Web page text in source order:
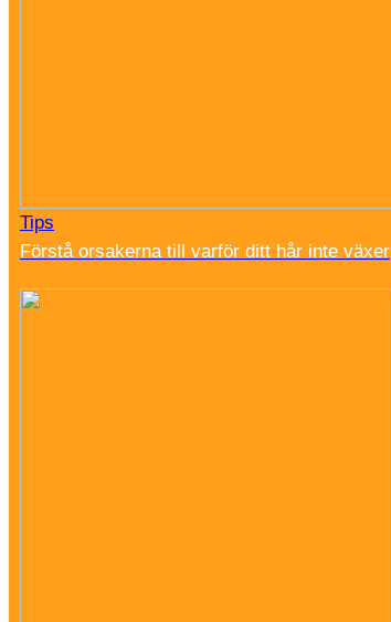
Tips
Förstå orsakerna till varför ditt hår inte växer